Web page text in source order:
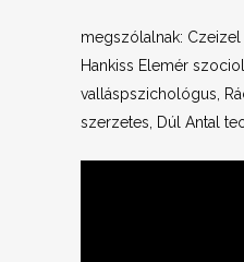
megszólalnak: Czeizel
Hankiss Elemér
valláspszichológus,
szerzetes, Dúl Antal